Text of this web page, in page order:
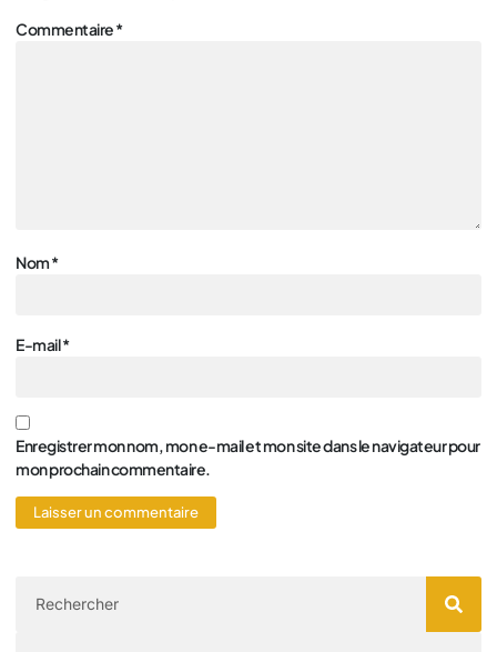
Commentaire*
Nom*
E-mail*
Enregistrer mon nom, mon e-mail et mon site dans le navigateur pour
mon prochain commentaire.